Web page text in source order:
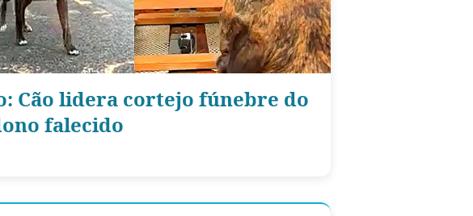
Cão lidera cortejo fúnebre do
falecido